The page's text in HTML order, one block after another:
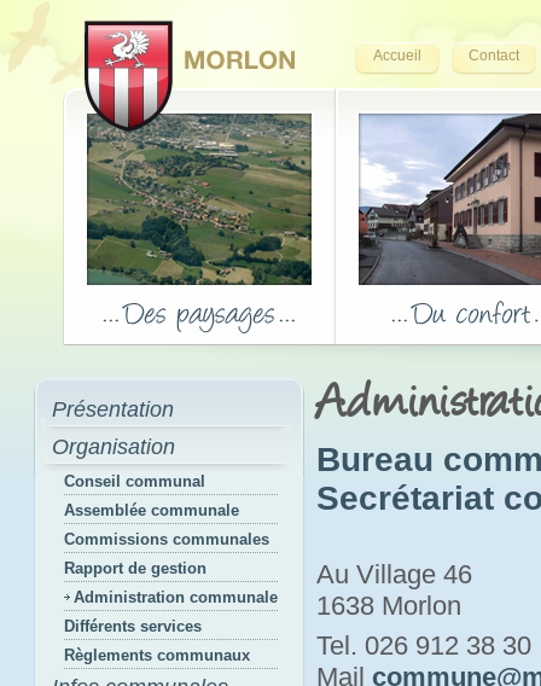
Accueil Contact
Présentation
Organisation
Conseil communal
Assemblée communale
Commissions communales
Rapport de gestion
Administration communale
Différents services
Règlements communaux
Bureau
Secrétariat
Au Village 46
1638 Morlon
Tel. 026 912 38 30
Mail